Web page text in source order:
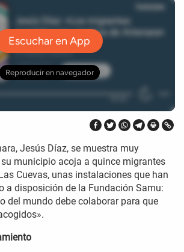
Jesús Díaz, se muestra muy
municipio acoja a quince migrantes
Cuevas, unas instalaciones que han
a disposición de la Fundación Samu:
del mundo debe colaborar para que